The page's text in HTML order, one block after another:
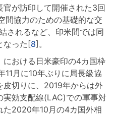
が訪印して開催された3回
間協力のための基礎的な交
されるなど、印米間では同
なった[8]。
おける日米豪印の4カ国枠
11月に10年ぶりに局長級協
切りに、2019年からは外
実効支配線(LAC)での軍事対
た2020年10月の4カ国外相